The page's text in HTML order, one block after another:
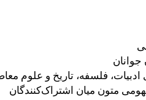
فلسفه، تاریخ و علوم
متون میان اشتراک‌کنندگان